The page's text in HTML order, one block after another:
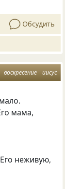
Обсудить
воскресение иисус
мама,
неживую,